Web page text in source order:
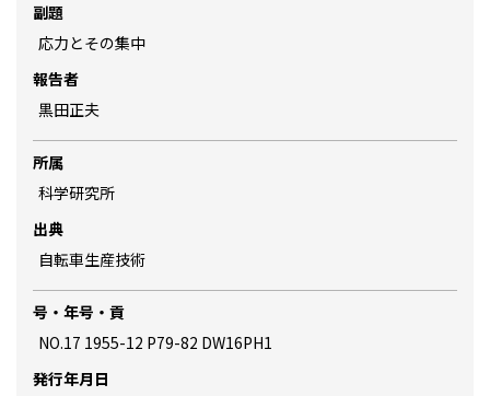
副題
応力とその集中
報告者
黒田正夫
所属
科学研究所
出典
自転車生産技術
号・年号・貢
NO.17 1955-12 P79-82 DW16PH1
発行年月日